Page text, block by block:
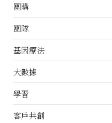
團購
團隊
基因療法
大數據
學習
客戶共創